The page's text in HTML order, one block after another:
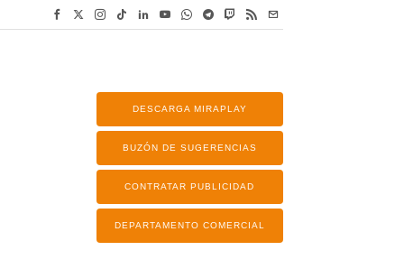
DESCARGA MIRAPLAY
BUZÓN DE SUGERENCIAS
CONTRATAR PUBLICIDAD
DEPARTAMENTO COMERCIAL